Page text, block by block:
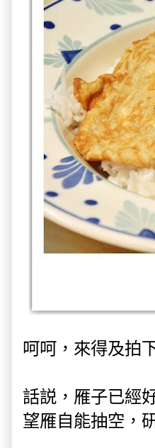
呵呵，來得及拍
話説，雁子已經
望雁自能抽空，